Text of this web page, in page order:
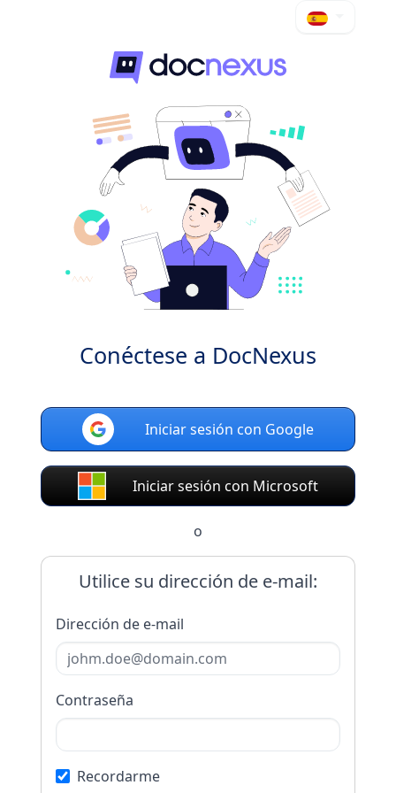
Conéctese a DocNexus
Iniciar sesión con Google
Iniciar sesión con Microsoft
o
Utilice su dirección de e-mail:
Dirección de e-mail
Contraseña
Recordarme